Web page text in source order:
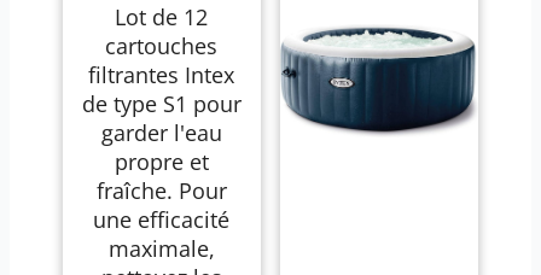
Lot de 12
cartouches
filtrantes Intex
de type S1 pour
garder l'eau
propre et
fraîche. Pour
une efficacité
maximale,